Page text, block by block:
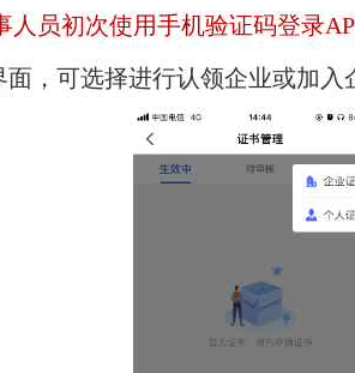
员初次使用手机验证码登录
，可选择进行认领企业或加入